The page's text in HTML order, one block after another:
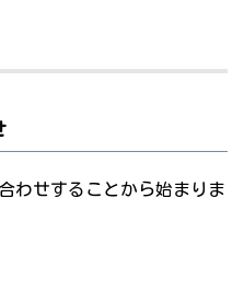
わせすることから始まりま